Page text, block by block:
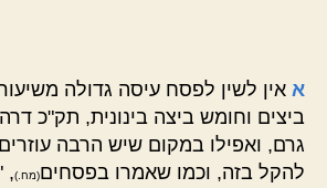
א אין לשין לפסח עיסה גדולה
גרם, ואפילו במקום שיש הרבה עוזרים
להקל בזה, וכמו שאמרו בפסחים(מח.),